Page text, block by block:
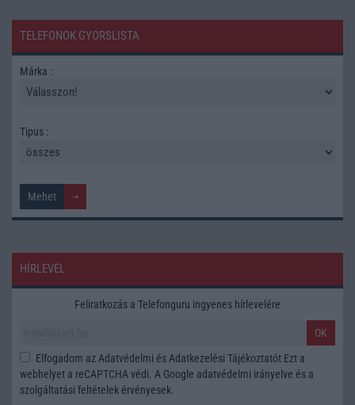
TELEFONOK GYORSLISTA
Márka :
Tipus :
HÍRLEVÉL
Feliratkozás a Telefonguru ingyenes hírlevelére
OK
Elfogadom az Adatvédelmi és Adatkezelési Tájékoztatót Ezt a
webhelyet a reCAPTCHA védi. A Google adatvédelmi irányelve és a
szolgáltatási feltételek érvényesek.